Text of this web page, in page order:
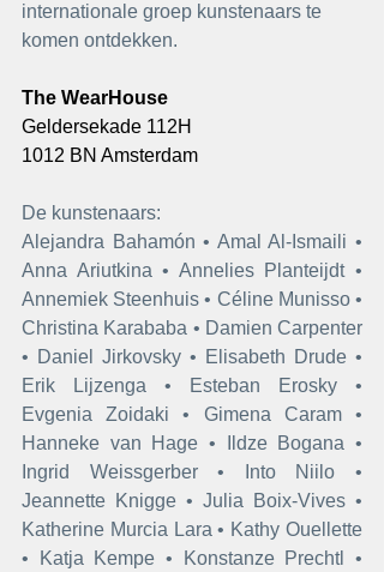
internationale groep kunstenaars te
komen ontdekken.
The WearHouse
Geldersekade 112H
1012 BN Amsterdam
De kunstenaars:
Alejandra Bahamón • Amal Al-Ismaili •
Anna Ariutkina • Annelies Planteijdt •
Annemiek Steenhuis • Céline Munisso •
Christina Karababa • Damien Carpenter
• Daniel Jirkovsky • Elisabeth Drude •
Erik Lijzenga • Esteban Erosky •
Evgenia Zoidaki • Gimena Caram •
Hanneke van Hage • Ildze Bogana •
Ingrid Weissgerber • Into Niilo •
Jeannette Knigge • Julia Boix-Vives •
Katherine Murcia Lara • Kathy Ouellette
• Katja Kempe • Konstanze Prechtl •